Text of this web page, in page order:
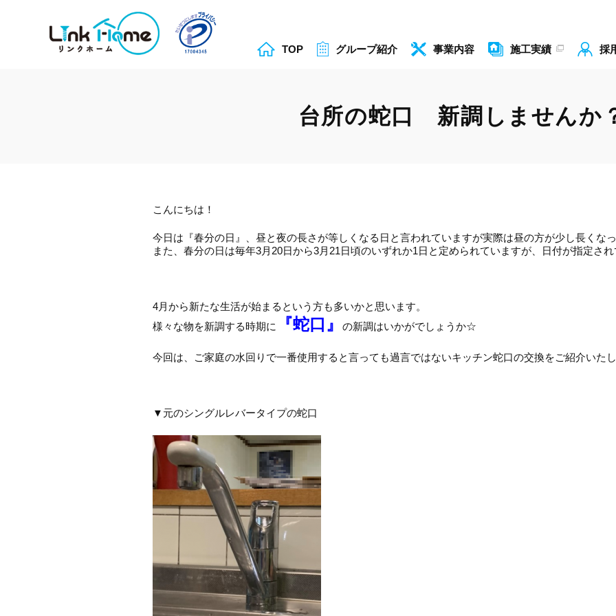
TOP グループ紹介 事業内容 施工実績 採
台所の蛇口 新調しませんか
こんにちは！
今日は『春分の日』、昼と夜の長さが等しくなる日と言われていますが実際は昼の方が少し長くな
また、春分の日は毎年3月20日から3月21日頃のいずれか1日と定められていますが、日付が指定さ
4月から新たな生活が始まるという方も多いかと思います。
様々な物を新調する時期に
『蛇口』 の新調はいかがでしょうか☆
今回は、ご家庭の水回りで一番使用すると言っても過言ではないキッチン蛇口の交換をご紹介いた
▼元のシングルレバータイプの蛇口